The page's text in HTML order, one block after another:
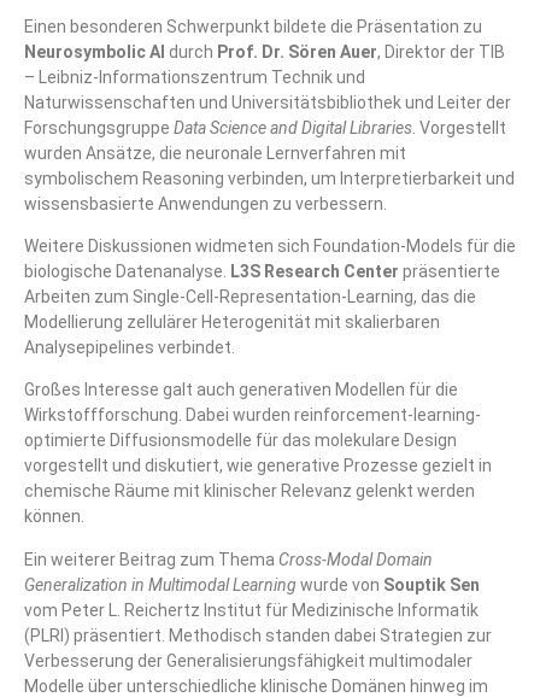
Einen besonderen Schwerpunkt bildete die Präsentation zu
Neurosymbolic AI durch Prof. Dr. Sören Auer, Direktor der TIB
– Leibniz-Informationszentrum Technik und
Naturwissenschaften und Universitätsbibliothek und Leiter der
Forschungsgruppe Data Science and Digital Libraries . Vorgestellt
wurden Ansätze, die neuronale Lernverfahren mit
symbolischem Reasoning verbinden, um Interpretierbarkeit und
wissensbasierte Anwendungen zu verbessern.
Weitere Diskussionen widmeten sich Foundation-Models für die
biologische Datenanalyse.
L3S Research Center präsentierte
Arbeiten zum Single-Cell-Representation-Learning, das die
Modellierung zellulärer Heterogenität mit skalierbaren
Analysepipelines verbindet.
Großes Interesse galt auch generativen Modellen für die
Wirkstoffforschung. Dabei wurden reinforcement-learning-
optimierte Diffusionsmodelle für das molekulare Design
vorgestellt und diskutiert, wie generative Prozesse gezielt in
chemische Räume mit klinischer Relevanz gelenkt werden
können.
Ein weiterer Beitrag zum Thema Cross-Modal Domain
Generalization in Multimodal Learningwurde von Souptik Sen
vom Peter L. Reichertz Institut für Medizinische Informatik
(PLRI) präsentiert. Methodisch standen dabei Strategien zur
Verbesserung der Generalisierungsfähigkeit multimodaler
Modelle über unterschiedliche klinische Domänen hinweg im